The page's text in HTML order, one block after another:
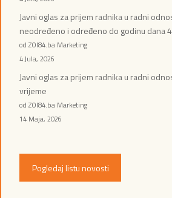
Javni oglas za prijem radnika u radni
neodređeno i određeno do godinu dana
od ZOI84.ba Marketing
4 Jula, 2026
Javni oglas za prijem radnika u radni
vrijeme
od ZOI84.ba Marketing
14 Maja, 2026
Pogledaj listu novosti